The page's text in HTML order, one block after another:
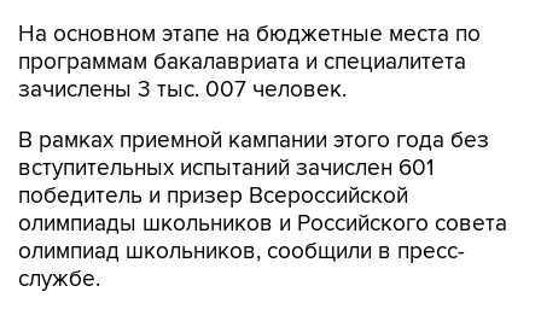
На основном этапе на бюджетные места по
программам бакалавриата и специалитета
зачислены 3 тыс. 007 человек.
В рамках приемной кампании этого года без
вступительных испытаний зачислен 601
победитель и призер Всероссийской
олимпиады школьников и Российского совета
олимпиад школьников, сообщили в пресс-
службе.